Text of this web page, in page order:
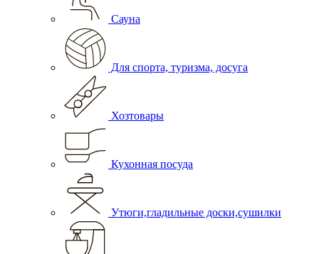
Сауна
Для спорта, туризма, досуга
Хозтовары
Кухонная посуда
Утюги,гладильные доски,сушилки